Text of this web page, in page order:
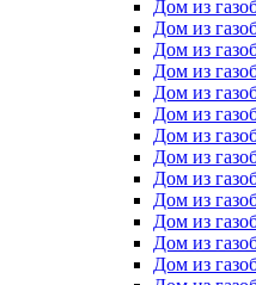
Дом из
Дом из
Дом из
Дом из
Дом из
Дом из
Дом из
Дом из
Дом из
Дом из
Дом из
Дом из
Дом из